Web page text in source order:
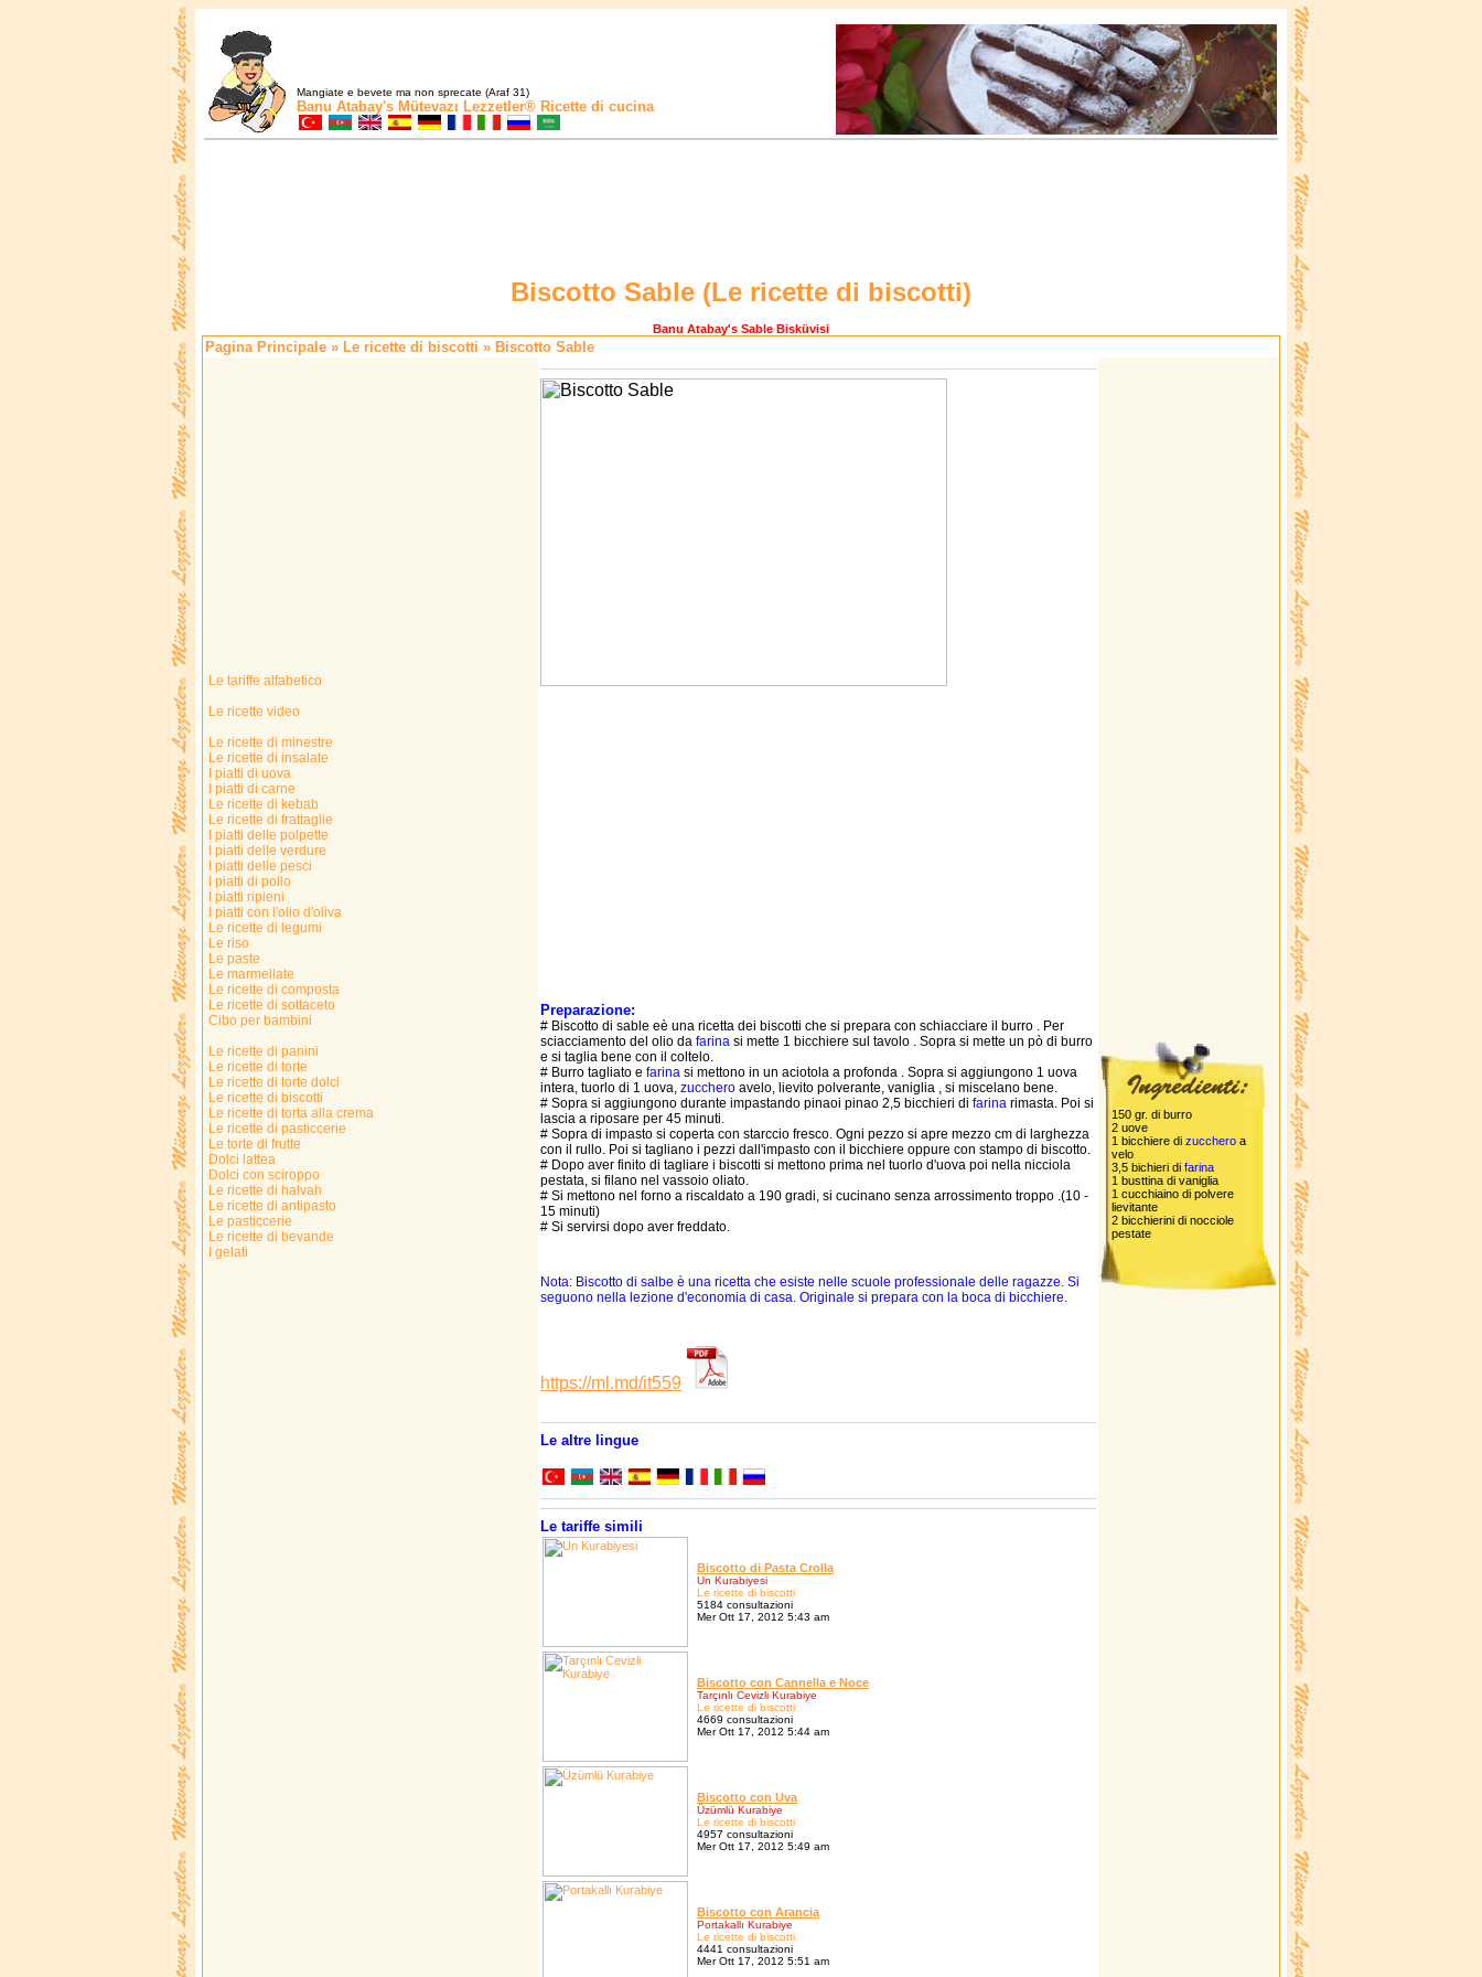
Mangiate e bevete ma non sprecate (Araf 31)
Banu Atabay's Mütevazı Lezzetler® Ricette di cucina
Biscotto Sable (Le ricette di biscotti)
Banu Atabay's Sable Bisküvisi
Pagina Principale » Le ricette di biscotti » Biscotto Sable
Le tariffe alfabetico
Le ricette video
Le ricette di minestre
Le ricette di insalate
I piatti di uova
I piatti di carne
Le ricette di kebab
Le ricette di frattaglie
I piatti delle polpette
I piatti delle verdure
I piatti delle pesci
I piatti di pollo
I piatti ripieni
I piatti con l'olio d'oliva
Le ricette di legumi
Le riso
Le paste
Le marmellate
Le ricette di composta
Le ricette di sottaceto
Cibo per bambini
Le ricette di panini
Le ricette di torte
Le ricette di torte dolci
Le ricette di biscotti
Le ricette di torta alla crema
Le ricette di pasticcerie
Le torte di frutte
Dolci lattea
Dolci con sciroppo
Le ricette di halvah
Le ricette di antipasto
Le pasticcerie
Le ricette di bevande
I gelati
Preparazione:
# Biscotto di sable eè una ricetta dei biscotti che si prepara con schiacciare il burro . Per
sciacciamento del olio da farina si mette 1 bicchiere sul tavolo . Sopra si mette un pò di burro
e si taglia bene con il coltelo.
# Burro tagliato e farina si mettono in un aciotola a profonda . Sopra si aggiungono 1 uova
intera, tuorlo di 1 uova, zucchero avelo, lievito polverante, vaniglia , si miscelano bene.
# Sopra si aggiungono durante impastando pinaoi pinao 2,5 bicchieri di farina rimasta. Poi si
lascia a riposare per 45 minuti.
# Sopra di impasto si coperta con starccio fresco. Ogni pezzo si apre mezzo cm di larghezza
con il rullo. Poi si tagliano i pezzi dall'impasto con il bicchiere oppure con stampo di biscotto.
# Dopo aver finito di tagliare i biscotti si mettono prima nel tuorlo d'uova poi nella nicciola
pestata, si filano nel vassoio oliato.
# Si mettono nel forno a riscaldato a 190 gradi, si cucinano senza arrossimento troppo .(10 -
15 minuti)
# Si servirsi dopo aver freddato.
Nota: Biscotto di salbe è una ricetta che esiste nelle scuole professionale delle ragazze. Si
seguono nella lezione d'economia di casa. Originale si prepara con la boca di bicchiere.
https://ml.md/it559
Le altre lingue
Le tariffe simili
Biscotto di Pasta Crolla
Un Kurabiyesi
Le ricette di biscotti
5184 consultazioni
Mer Ott 17, 2012 5:43 am
Biscotto con Cannella e Noce
Tarçınlı Cevizli Kurabiye
Le ricette di biscotti
4669 consultazioni
Mer Ott 17, 2012 5:44 am
Biscotto con Uva
Üzümlü Kurabiye
Le ricette di biscotti
4957 consultazioni
Mer Ott 17, 2012 5:49 am
Biscotto con Arancia
Portakallı Kurabiye
Le ricette di biscotti
4441 consultazioni
Mer Ott 17, 2012 5:51 am
150 gr. di burro
2 uove
1 bicchiere di zucchero a
velo
3,5 bichieri di farina
1 busttina di vaniglia
1 cucchiaino di polvere
lievitante
2 bicchierini di nocciole
pestate